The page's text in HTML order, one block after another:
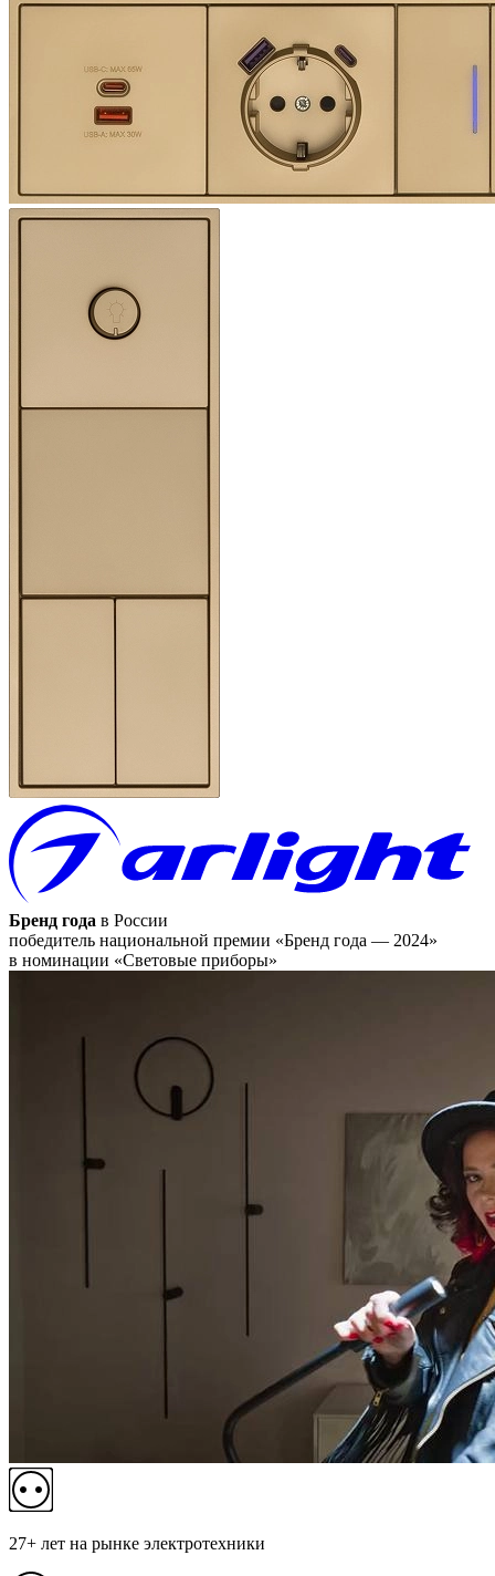
Бренд года в России
победитель национальной премии «Бренд года — 2024»
в номинации «Световые приборы»
27+ лет на рынке электротехники